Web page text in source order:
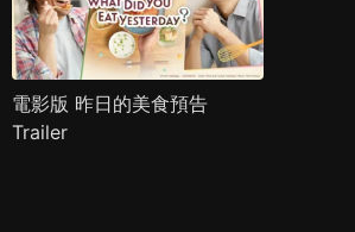
電影版 昨日的美食預告
Trailer